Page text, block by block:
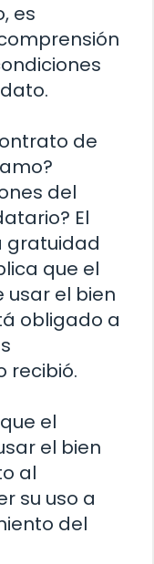
es
de
del
El
gratuidad
que el
el bien
obligado a
recibió.
el
el bien
al
su uso a
del